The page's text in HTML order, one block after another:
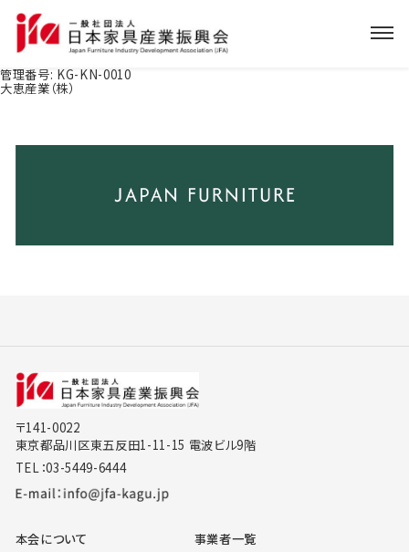
管理番号: KG-KN-0010
大恵産業（株）
〒141-0022
東京都品川区東五反田1-11-15 電波ビル9階
TEL：03-5449-6444
本会について
事業者一覧